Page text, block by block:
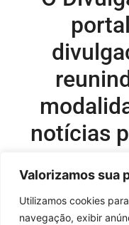
Valorizamos sua
Utilizamos cookies
navegação, exibir
notícias
Editor-
Flavio Perez